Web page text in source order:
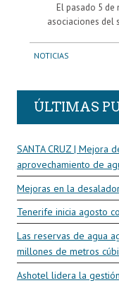
El pasado 5
asociaciones del
NOTICIAS
ÚLTIMAS
SANTA CRUZ | Mejora
aprovechamiento de
Mejoras en la
Tenerife inicia agosto
Las reservas de agua
millones de metros
Ashotel lidera la